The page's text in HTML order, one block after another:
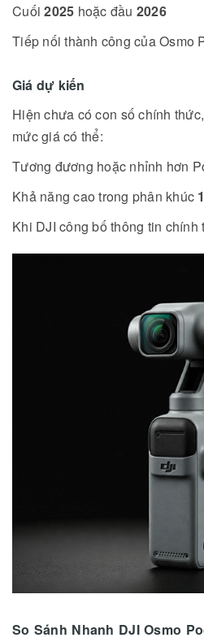
Cuối2025 hoặc đầu 2026
Tiếp nối thành công của Osmo
Giá dự kiến
Hiện chưa có con số chính
mức giá có thể:
Tương đương hoặc nhỉnh hơn
Khả năng cao trong phân khúc
Khi DJI công bố thông tin chính
So Sánh Nhanh DJI Osmo